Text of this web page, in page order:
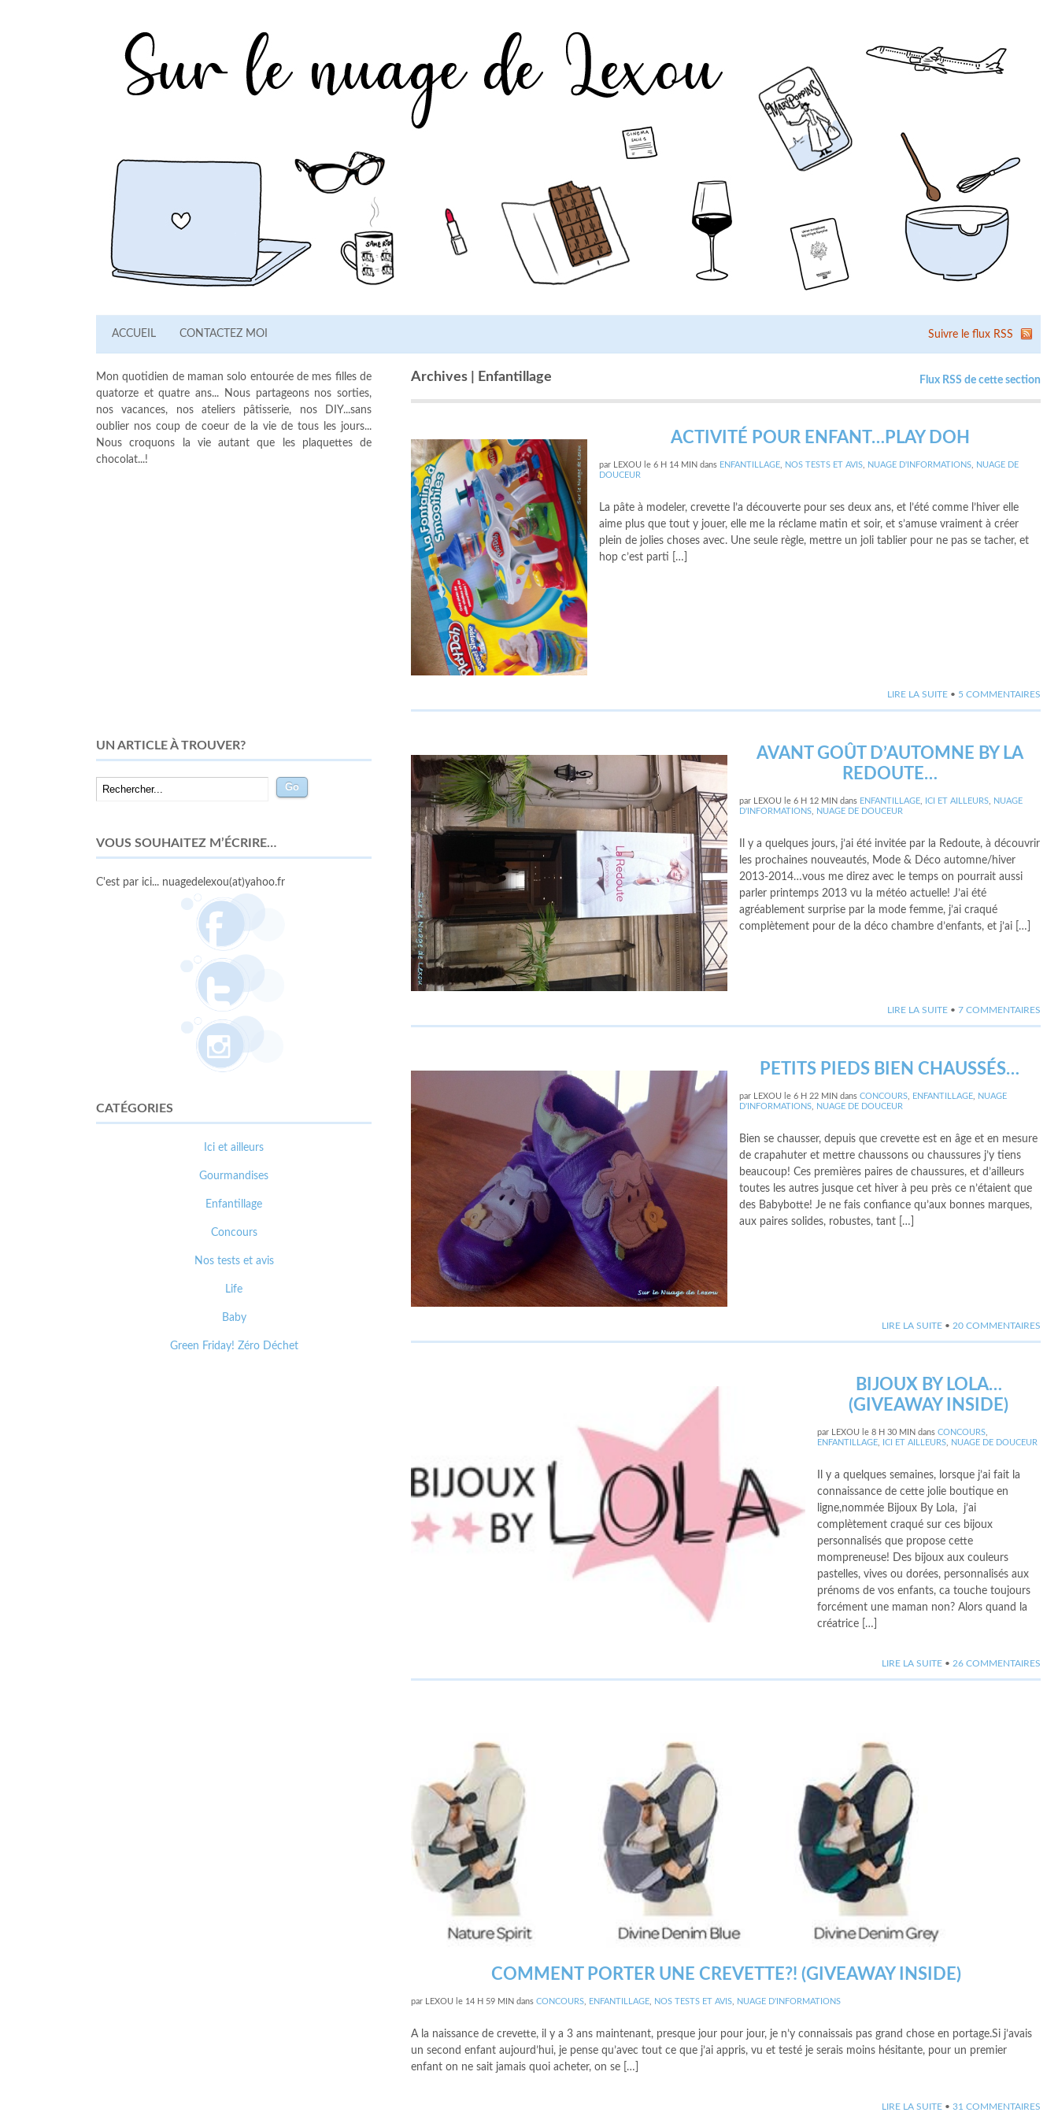
ACCUEIL CONTACTEZ MOI Suivre le flux RSS
Archives | Enfantillage Flux RSS de cette section
ACTIVITÉ POUR ENFANT…PLAY DOH
par LEXOU le 6 H 14 MIN dans ENFANTILLAGE NOS TESTS ET AVIS NUAGE D'INFORMATIONS
NUAGE DE
DOUCEUR
La pâte à modeler, crevette l’a découverte pour ses deux ans, et l’été comme l’hiver elle
aime plus que tout y jouer, elle me la réclame matin et soir, et s’amuse vraiment à créer
plein de jolies choses avec. Une seule règle, mettre un joli tablier pour ne pas se tacher, et
hop c’est parti […]
LIRE LA SUITE • 5 COMMENTAIRES
AVANT GOÛT D’AUTOMNE BY LA
REDOUTE…
par LEXOU le 6 H 12 MIN dans ENFANTILLAGE, ICI ET AILLEURS,
NUAGE
D'INFORMATIONS, NUAGE DE DOUCEUR
Il y a quelques jours, j’ai été invitée par la Redoute, à découvrir
les prochaines nouveautés, Mode & Déco automne/hiver
2013-2014…vous me direz avec le temps on pourrait aussi
parler printemps 2013 vu la météo actuelle! J’ai été
agréablement surprise par la mode femme, j’ai craqué
complètement pour de la déco chambre d’enfants, et j’ai […]
LIRE LA SUITE • 7 COMMENTAIRES
PETITS PIEDS BIEN CHAUSSÉS…
par LEXOU le 6 H 22 MIN dans CONCOURS, ENFANTILLAGE,
NUAGE
D'INFORMATIONS, NUAGE DE DOUCEUR
Bien se chausser, depuis que crevette est en âge et en mesure
de crapahuter et mettre chaussons ou chaussures j’y tiens
beaucoup! Ces premières paires de chaussures, et d’ailleurs
toutes les autres jusque cet hiver à peu près ce n’étaient que
des Babybotte! Je ne fais confiance qu’aux bonnes marques,
aux paires solides, robustes, tant […]
LIRE LA SUITE • 20 COMMENTAIRES
BIJOUX BY LOLA…
(GIVEAWAY INSIDE)
par LEXOU le 8 H 30 MIN dans CONCOURS,
ENFANTILLAGE, ICI ET AILLEURS, NUAGE DE DOUCEUR
Il y a quelques semaines, lorsque j’ai fait la
connaissance de cette jolie boutique en
ligne,nommée Bijoux By Lola, j’ai
complètement craqué sur ces bijoux
personnalisés que propose cette
mompreneuse! Des bijoux aux couleurs
pastelles, vives ou dorées, personnalisés aux
prénoms de vos enfants, ca touche toujours
forcément une maman non? Alors quand la
créatrice […]
LIRE LA SUITE • 26 COMMENTAIRES
COMMENT PORTER UNE CREVETTE?! (GIVEAWAY INSIDE)
par LEXOU le 14 H 59 MIN dans CONCOURS ENFANTILLAGE NOS TESTS ET AVIS NUAGE D'INFORMATIONS
A la naissance de crevette, il y a 3 ans maintenant, presque jour pour jour, je n’y connaissais pas grand chose en portage.Si j’avais
un second enfant aujourd’hui, je pense qu’avec tout ce que j’ai appris, vu et testé je serais moins hésitante, pour un premier
enfant on ne sait jamais quoi acheter, on se […]
LIRE LA SUITE • 31 COMMENTAIRES
Mon quotidien de maman solo entourée de mes filles de
quatorze et quatre ans... Nous partageons nos sorties,
nos vacances, nos ateliers pâtisserie, nos DIY...sans
oublier nos coup de coeur de la vie de tous les jours...
Nous croquons la vie autant que les plaquettes de
chocolat...!
UN ARTICLE À TROUVER?
VOUS SOUHAITEZ M’ÉCRIRE…
C'est par ici... nuagedelexou(at)yahoo.fr
CATÉGORIES
Ici et ailleurs
Gourmandises
Enfantillage
Concours
Nos tests et avis
Life
Baby
Green Friday! Zéro Déchet